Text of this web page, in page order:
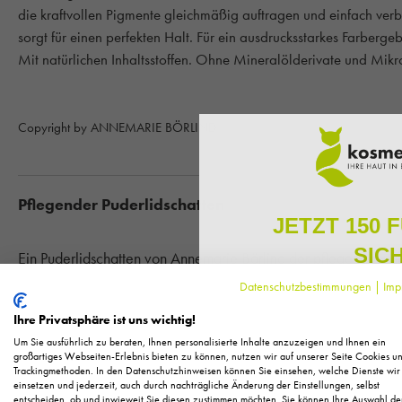
die kraftvollen Pigmente gleichmäßig auftragen und einfach
sorgt für einen perfekten Halt. Für ein ausdrucksstarkes
Mit natürlichen Inhaltsstoffen. Ohne Mineralölderivate und
Copyright by ANNEMARIE BÖRLIND
Pflegender Puderlidschatten
Ein Puderlidschatten von Annemarie Börlind der pflegend zu
Dieser Puderlidschatten verleiht Ihnen ausdrucksstarke
Lidschatten seine Haftigkeit verliehen und sorgt für einen
Kontaktlinsenträgerinnen ist dieser Lidschatten geeignet. Es
keine Mineralölderivate und Mikroplastik.
Datenschutzbestimmungen |
Ihre Privatsphäre ist uns wichtig!
Um Sie ausführlich zu beraten, Ihnen personalisierte Inhalte anzuzeigen und Ihnen ein
großartiges Webseiten-Erlebnis bieten zu können, nutzen wir auf unserer Seite Cookies
Trackingmethoden. In den Datenschutzhinweisen können Sie einsehen, welche Dienste wir
einsetzen und jederzeit, auch durch nachträgliche Änderung der Einstellungen, selbst
JETZT 150
Melden Sie sich zu
regelmäßig exklusive
Pflege, neue Produkte
Als kleines Dankeschön für
Ihnen150 Fuchstaler*, die
Einkauf